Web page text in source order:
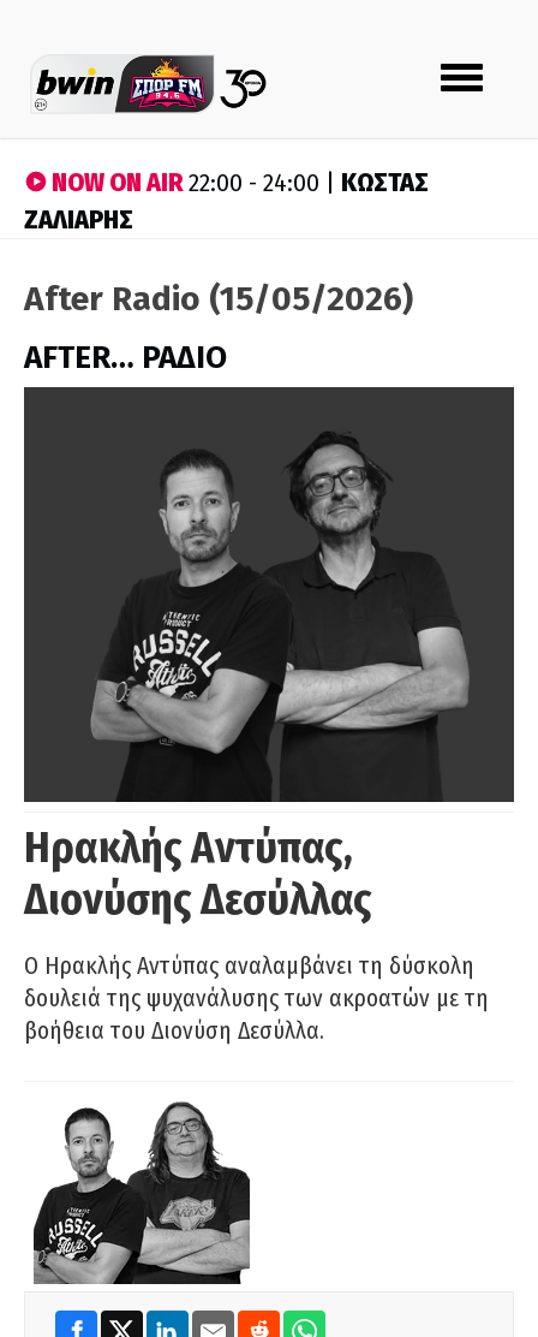
Toggle
navigation
NOW ON AIR22:00 - 24:00 | ΚΩΣΤΑΣ
ΖΑΛΙΑΡΗΣ
After Radio (15/05/2026)
AFTER… ΡΑΔΙΟ
Ηρακλής Αντύπας,
Διονύσης Δεσύλλας
Ο Ηρακλής Αντύπας αναλαμβάνει τη δύσκολη
δουλειά της ψυχανάλυσης των ακροατών με τη
βοήθεια του Διονύση Δεσύλλα.